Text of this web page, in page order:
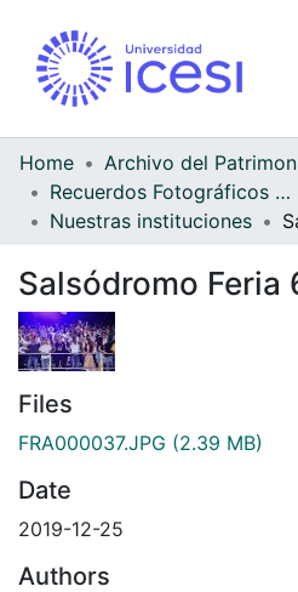
Home
Recuerdos Fotográficos Vallecaucanos
Nuestras instituciones
Salsódromo Feria
Files
FRA000037.JPG (2.39 MB)
Date
2019-12-25
Authors